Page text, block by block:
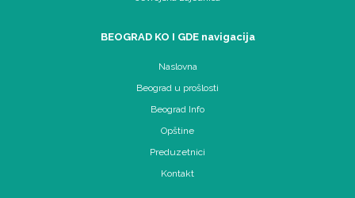
BEOGRAD KO I GDE navigacija
Naslovna
Beograd u prošlosti
Beograd Info
Opštine
Preduzetnici
Kontakt